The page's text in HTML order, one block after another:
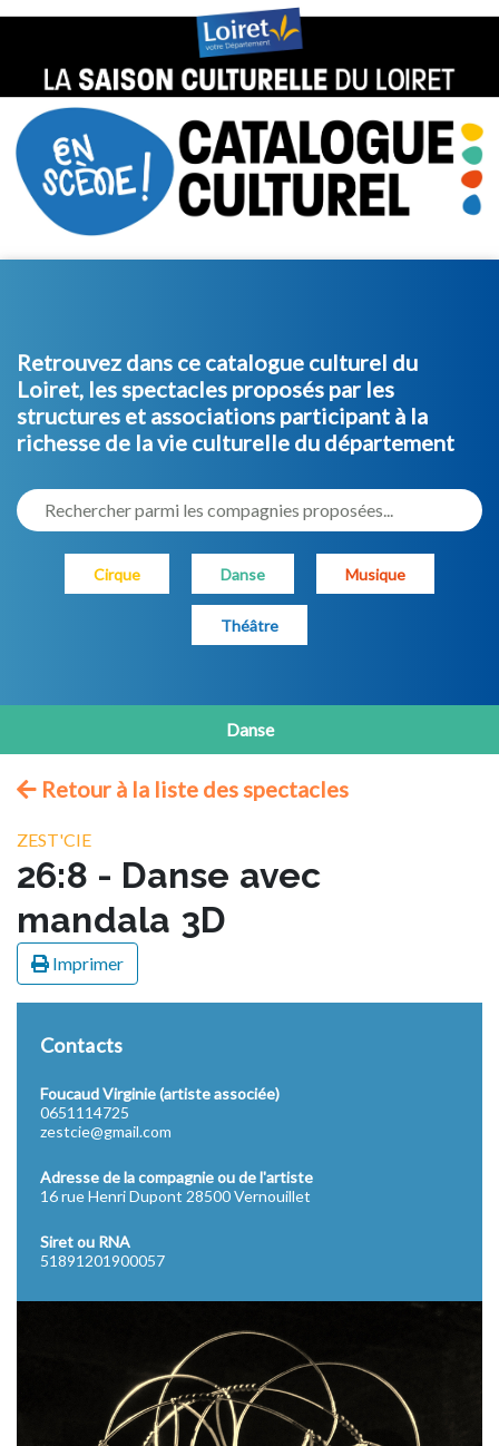
Retrouvez dans ce catalogue culturel du
Loiret, les spectacles proposés par les
structures et associations participant à la
richesse de la vie culturelle du département
Rechercher parmi les compagnies proposées...
Cirque Danse Musique
Théâtre
Danse
Retour à la liste des spectacles
ZEST'CIE
26:8 - Danse avec
mandala 3D
Imprimer
Contacts
Foucaud Virginie (artiste associée)
0651114725
zestcie@gmail.com
Adresse de la compagnie ou de l'artiste
16 rue Henri Dupont 28500 Vernouillet
Siret ou RNA
51891201900057